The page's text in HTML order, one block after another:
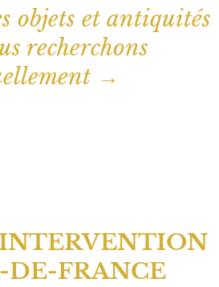
objets et antiquités
recherchons
→
DE-FRANCE